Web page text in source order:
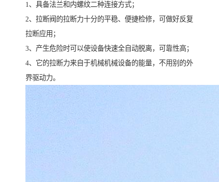
1、具备法兰和内螺纹二种连接方式；
2、拉断阀的拉断力十分的平稳、便捷检修，可做好反复
拉断应用；
3、产生危险时可以使设备快速全自动脱离，可靠性高；
4、它的拉断力来自于机械机械设备的能量，不用别的外
界驱动力。